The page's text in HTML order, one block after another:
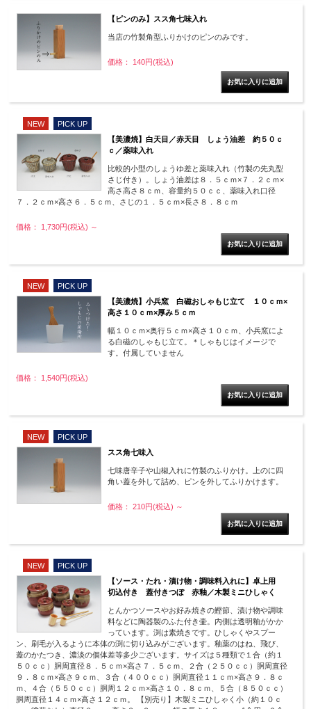
【ピンのみ】スス角七味入れ
当店の竹製角型ふりかけのピンのみです。
価格： 140円(税込)
NEW
PICK UP
【美濃焼】白天目／赤天目 しょう油差 約５０ｃ
ｃ／薬味入れ
比較的小型のしょうゆ差と薬味入れ（竹製の先丸型
さじ付き）。しょう油差は８．５ｃｍ×７．２ｃｍ×
高さ高さ８ｃｍ、容量約５０ｃｃ、薬味入れ口径
７．２ｃｍ×高さ６．５ｃｍ、さじの１．５ｃｍ×長さ８．８ｃｍ
価格： 1,730円(税込) ～
NEW
PICK UP
【美濃焼】小兵窯 白磁おしゃもじ立て １０ｃｍ×
高さ１０ｃｍ×厚み５ｃｍ
幅１０ｃｍ×奥行５ｃｍ×高さ１０ｃｍ、小兵窯によ
る白磁のしゃもじ立て。＊しゃもじはイメージで
す。付属していません
価格： 1,540円(税込)
NEW
PICK UP
スス角七味入
七味唐辛子や山椒入れに竹製のふりかけ。上のに四
角い蓋を外して詰め、ピンを外してふりかけます。
価格： 210円(税込) ～
NEW
PICK UP
【ソース・たれ・漬け物・調味料入れに】卓上用
切込付き 蓋付きつぼ 赤釉／木製ミニひしゃく
とんかつソースやお好み焼きの鰹節、漬け物や調味
料などに陶器製のふた付き壷。内側は透明釉がかか
っています。渕は素焼きです。ひしゃくやスプー
ン、刷毛が入るように本体の渕に切り込みがございます。釉薬のはね、飛び、
蓋のかたつき、濃淡の個体差等多少ございます。サイズは５種類で１合（約１
５０ｃｃ）胴周直径８．５ｃｍ×高さ７．５ｃｍ、２合（２５０ｃｃ）胴周直径
９．８ｃｍ×高さ９ｃｍ、３合（４００ｃｃ）胴周直径１１ｃｍ×高さ９．８ｃ
ｍ、４合（５５０ｃｃ）胴周１２ｃｍ×高さ１０．８ｃｍ、５合（８５０ｃｃ）
胴周直径１４ｃｍ×高さ１２ｃｍ。 【別売り】木製ミニひしゃく小（約１０ｃ